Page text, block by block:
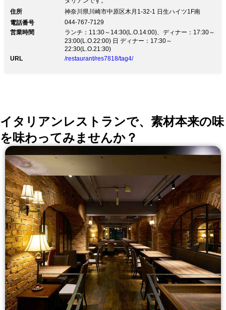
住所
神奈川県川崎市中原区木月1-32-1 日生ハイツ1F南
電話番号
044-767-7129
営業時間
ランチ：11:30～14:30(L.O.14:00)、ディナー：17:30～
23:00(L.O.22:00) 日 ディナー：17:30～
22:30(L.O.21:30)
URL
/restaurant/res7818/tag4/
イタリアンレストランで、素材本来の味
を味わってみませんか？